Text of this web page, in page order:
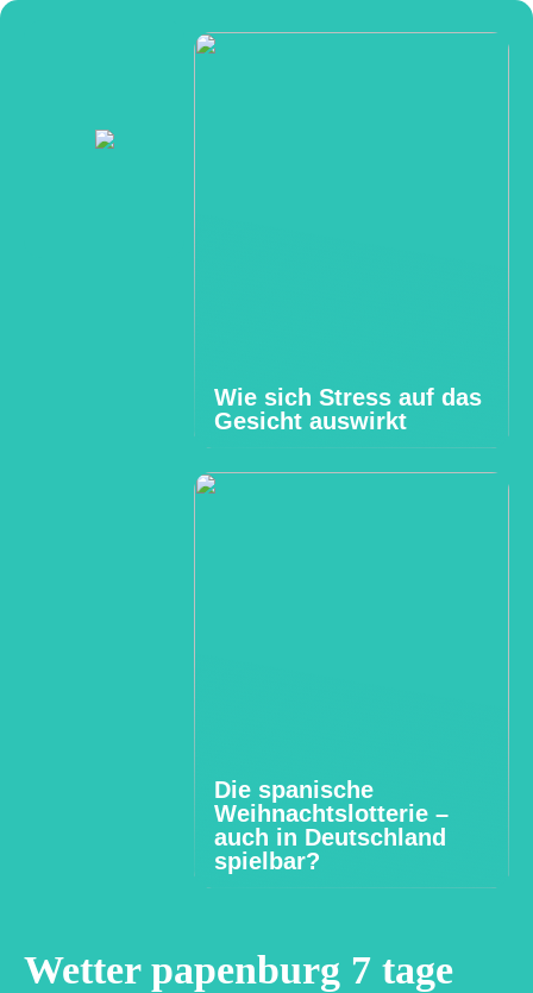
Wie sich Stress auf das
Gesicht auswirkt
Die spanische
Weihnachtslotterie –
auch in Deutschland
spielbar?
Wetter papenburg 7 tage